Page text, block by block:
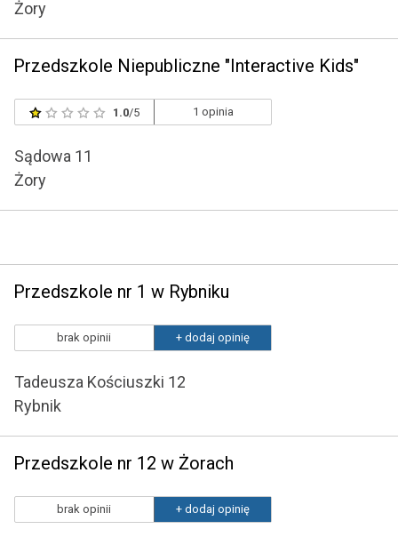
Żory
Przedszkole Niepubliczne "Interactive Kids"
1.0/5 1 opinia
Sądowa 11
Żory
Przedszkole nr 1 w Rybniku
brak opinii + dodaj opinię
Tadeusza Kościuszki 12
Rybnik
Przedszkole nr 12 w Żorach
brak opinii + dodaj opinię